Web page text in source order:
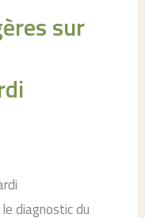
sur
diagnostic du